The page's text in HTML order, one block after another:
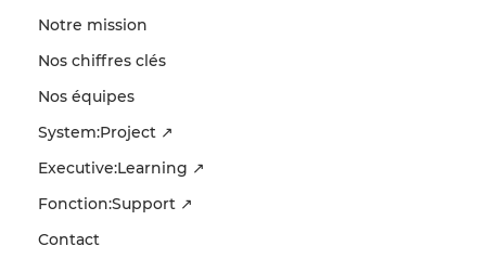
Notre mission
Nos chiffres clés
Nos équipes
System:Project ↗
Executive:Learning ↗
Fonction:Support ↗
Contact